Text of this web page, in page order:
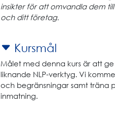
insikter för att omvandla dem
och ditt företag.
Kursmål
Målet med denna kurs är att
liknande NLP-verktyg. Vi
och begränsningar samt träna
inmatning.